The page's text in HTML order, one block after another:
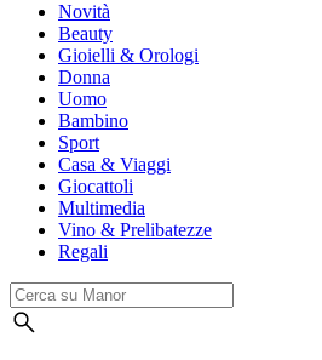
Novità
Beauty
Gioielli & Orologi
Donna
Uomo
Bambino
Sport
Casa & Viaggi
Giocattoli
Multimedia
Vino & Prelibatezze
Regali